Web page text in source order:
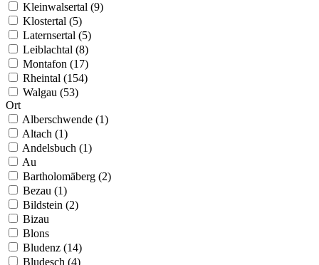
Kleinwalsertal (9)
Klostertal (5)
Laternsertal (5)
Leiblachtal (8)
Montafon (17)
Rheintal (154)
Walgau (53)
Ort
Alberschwende (1)
Altach (1)
Andelsbuch (1)
Au
Bartholomäberg (2)
Bezau (1)
Bildstein (2)
Bizau
Blons
Bludenz (14)
Bludesch (4)